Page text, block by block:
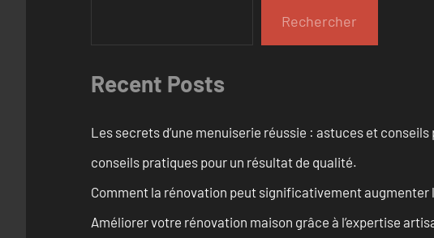
Rechercher
Recent Posts
Les secrets d’une menuiserie réussie : astuces et
conseils pratiques pour un résultat de qualité.
Comment la rénovation peut significativement augmenter
Améliorer votre rénovation maison grâce à l’expertise